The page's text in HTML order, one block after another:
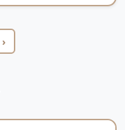
›